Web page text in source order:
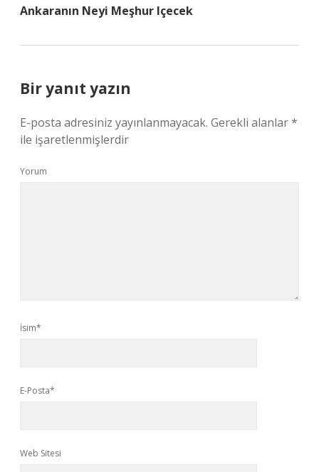
Ankaranın Neyi Meşhur Içecek
Bir yanıt yazın
E-posta adresiniz yayınlanmayacak. Gerekli alanlar*
ile işaretlenmişlerdir
Yorum
İsim*
E-Posta*
Web Sitesi